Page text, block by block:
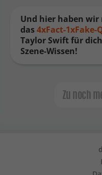
Und hier haben wir
das4xFact-1xFake-
Taylor Swift für
Szene-Wissen!
Zu noch